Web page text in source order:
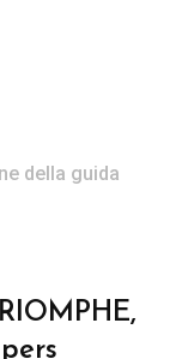
della guida